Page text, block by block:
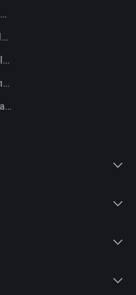
Цена Токена COPPER (Copper) и Последний График в Реальном Времени
Цена Токена ULTIMA (Ultima) и Последний График в Реальном Времени
Цена Токена MU (Micron Technology) и Последний График в Реальном Времени
Цена Токена PEAK (PEAK) и Последний График в Реальном Времени
Цена Токена JPM (JPMorgan Chase) и Последний График в Реальном Времени